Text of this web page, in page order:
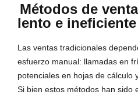
Métodos de
lento e ineficiente
Las ventas tradicionales
esfuerzo manual: llamadas en
potenciales en hojas de cálculo
Si bien estos métodos han sido